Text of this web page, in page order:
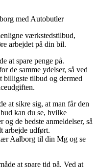
med Autobutler
værkstedstilbud,
arbejdet på din bil.
at spare penge på.
de samme ydelser, så ved
billigste tilbud og dermed
at sikre sig, at man får den
kan du se, hvilke
de bedste anmeldelser, så
arbejde udført.
Aalborg til din Mg og se
at spare tid på. Ved at